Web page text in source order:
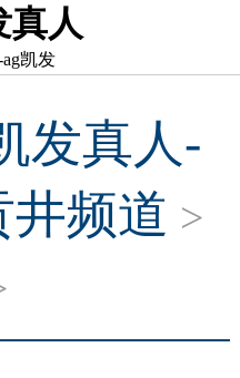
真人
凯发
发真人-
井频道 >